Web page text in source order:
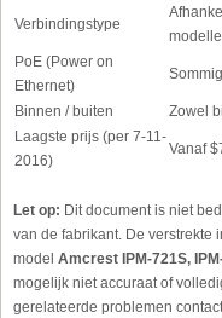
Verbindingstype
PoE (Power on
Ethernet)
Binnen / buiten
Zowel
Laagste prijs (per 7-11-
2016)
Vanaf
Let op: Dit document is niet
van de fabrikant. De verstrekte
model Amcrest IPM-721S,
mogelijk niet accuraat of
gerelateerde problemen